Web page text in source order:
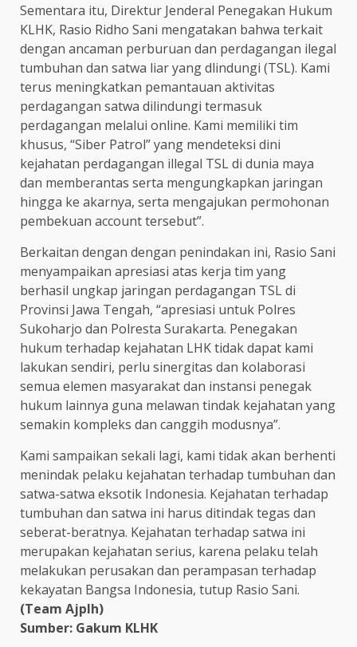
Sementara itu, Direktur Jenderal Penegakan Hukum
KLHK, Rasio Ridho Sani mengatakan bahwa terkait
dengan ancaman perburuan dan perdagangan ilegal
tumbuhan dan satwa liar yang dlindungi (TSL). Kami
terus meningkatkan pemantauan aktivitas
perdagangan satwa dilindungi termasuk
perdagangan melalui online. Kami memiliki tim
khusus, “Siber Patrol” yang mendeteksi dini
kejahatan perdagangan illegal TSL di dunia maya
dan memberantas serta mengungkapkan jaringan
hingga ke akarnya, serta mengajukan permohonan
pembekuan account tersebut”.
Berkaitan dengan dengan penindakan ini, Rasio Sani
menyampaikan apresiasi atas kerja tim yang
berhasil ungkap jaringan perdagangan TSL di
Provinsi Jawa Tengah, “apresiasi untuk Polres
Sukoharjo dan Polresta Surakarta. Penegakan
hukum terhadap kejahatan LHK tidak dapat kami
lakukan sendiri, perlu sinergitas dan kolaborasi
semua elemen masyarakat dan instansi penegak
hukum lainnya guna melawan tindak kejahatan yang
semakin kompleks dan canggih modusnya”.
Kami sampaikan sekali lagi, kami tidak akan berhenti
menindak pelaku kejahatan terhadap tumbuhan dan
satwa-satwa eksotik Indonesia. Kejahatan terhadap
tumbuhan dan satwa ini harus ditindak tegas dan
seberat-beratnya. Kejahatan terhadap satwa ini
merupakan kejahatan serius, karena pelaku telah
melakukan perusakan dan perampasan terhadap
kekayatan Bangsa Indonesia, tutup Rasio Sani.
(Team Ajplh)
Sumber: Gakum KLHK